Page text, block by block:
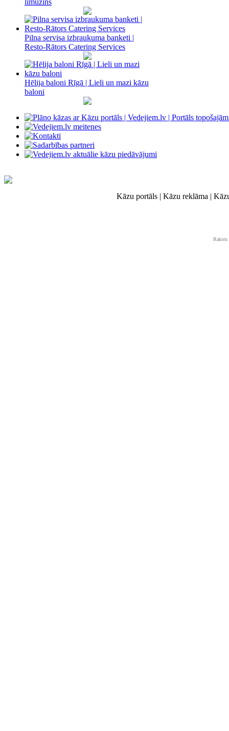
limuzīns
Pilna servisa izbraukuma banketi |
Resto-Rātors Catering Services
Hēlija baloni Rīgā | Lieli un mazi kāzu
baloni
Kāzu portāls | Kāzu reklāma |
Rakstu